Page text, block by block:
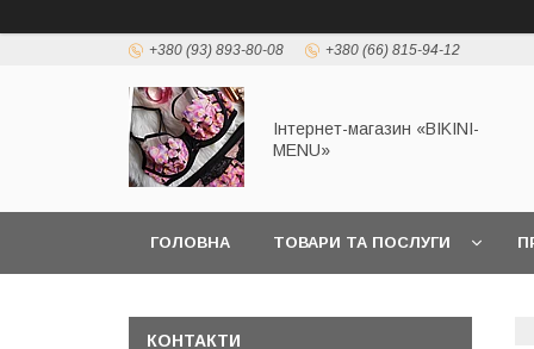
+380 (93) 893-80-08 +380 (66) 815-94-12
Інтернет-магазин «BIKINI-
MENU»
ГОЛОВНА ТОВАРИ ТА ПОСЛУГИ
КОНТАКТИ